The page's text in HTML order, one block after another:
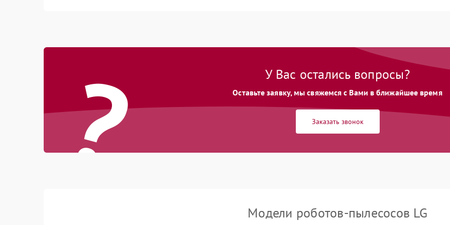
Проблемы с механикой
Режим работы
Программные сбои
? У Вас остались вопросы?
Оставьте заявку, мы свяжемся с Вами в ближайшее время
Заказать звонок
Модели роботов-пылесосов LG